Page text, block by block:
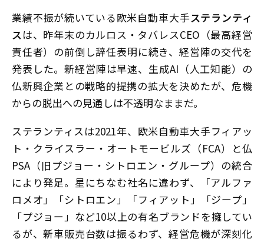
業績不振が続いている欧米自動車大手ステランティ
スは、昨年末のカルロス・タバレスCEO（最高経営
責任者）の前倒し辞任表明に続き、経営陣の交代を
発表した。新経営陣は早速、生成AI（人工知能）の
仏新興企業との戦略的提携の拡大を決めたが、危機
からの脱出への見通しは不透明なままだ。
ステランティスは2021年、欧米自動車大手フィアッ
ト・クライスラー・オートモービルズ（FCA）と仏
PSA（旧プジョー・シトロエン・グループ）の統合
により発足。星にちなむ社名に違わず、「アルファ
ロメオ」「シトロエン」「フィアット」「ジープ」
「プジョー」など10以上の有名ブランドを擁してい
るが、新車販売台数は振るわず、経営危機が深刻化